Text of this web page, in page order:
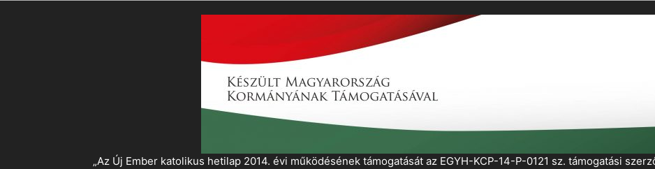
„Az Új Ember katolikus hetilap 2014. évi működésének támogatását az EGYH-KCP-14-P-0121 sz. támogatási